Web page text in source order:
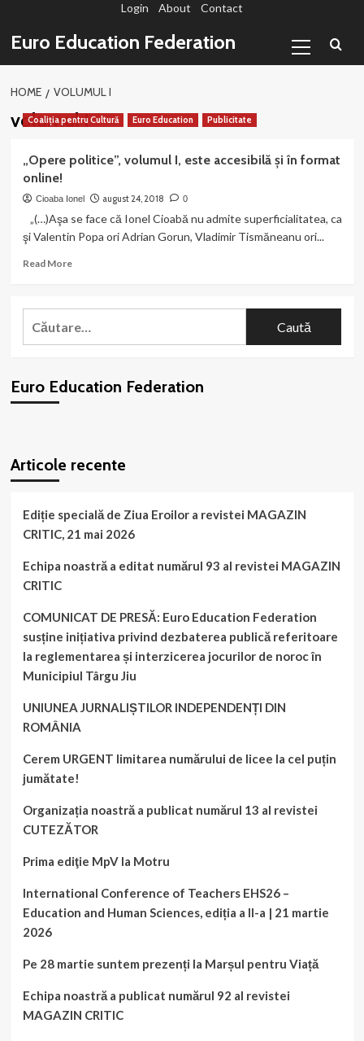
conținut
Login About Contact
Euro Education Federation
Menu
HOME VOLUMUL I
volumul I
Coaliția pentru Cultură Euro Education Publicitate
„Opere politice”, volumul I, este accesibilă și în format
online!
Cioaba Ionel august 24, 2018 0
„(…)Aşa se face că Ionel Cioabă nu admite superficialitatea, ca
şi Valentin Popa ori Adrian Gorun, Vladimir Tismăneanu ori...
Read MoreRead
„Opere
politice”,
accesibilă
Caută
Euro Education Federation
Articole recente
Ediție specială de Ziua Eroilor a revistei MAGAZIN
CRITIC, 21 mai 2026
Echipa noastră a editat numărul 93 al revistei MAGAZIN
CRITIC
COMUNICAT DE PRESĂ: Euro Education Federation
susține inițiativa privind dezbaterea publică referitoare
la reglementarea și interzicerea jocurilor de noroc în
Municipiul Târgu Jiu
UNIUNEA JURNALIȘTILOR INDEPENDENȚI DIN
ROMÂNIA
Cerem URGENT limitarea numărului de licee la cel puțin
jumătate!
Organizația noastră a publicat numărul 13 al revistei
CUTEZĂTOR
Prima ediţie MpV la Motru
International Conference of Teachers EHS26 –
Education and Human Sciences, ediția a II-a | 21 martie
2026
Pe 28 martie suntem prezenți la Marșul pentru Viață
Echipa noastră a publicat numărul 92 al revistei
MAGAZIN CRITIC